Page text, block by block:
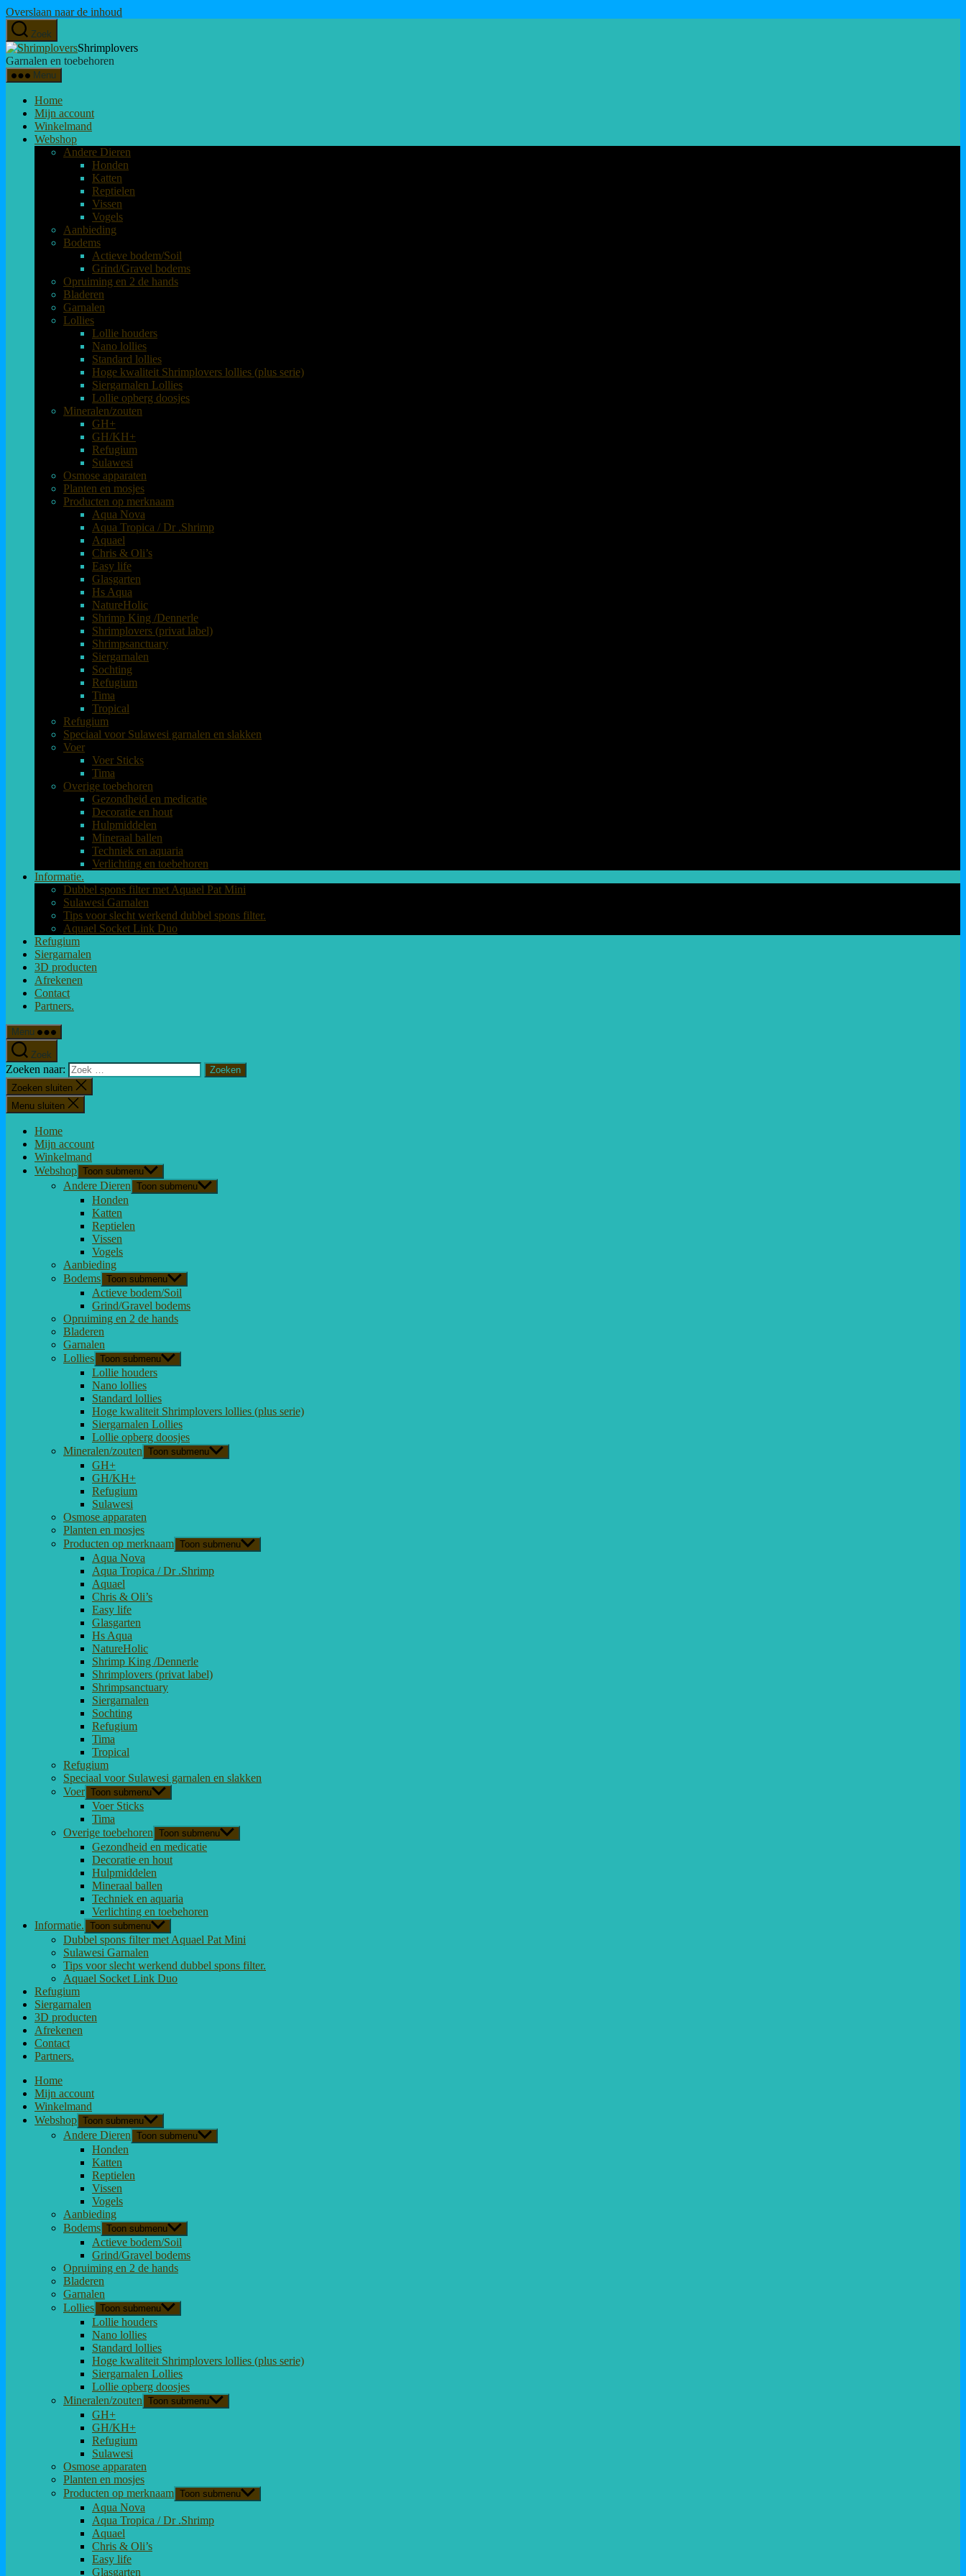
Overslaan naar de inhoud
Zoek
Shrimplovers
Garnalen en toebehoren
Menu
Home
Mijn account
Winkelmand
Webshop
Andere Dieren
Honden
Katten
Reptielen
Vissen
Vogels
Aanbieding
Bodems
Actieve bodem/Soil
Grind/Gravel bodems
Opruiming en 2 de hands
Bladeren
Garnalen
Lollies
Lollie houders
Nano lollies
Standard lollies
Hoge kwaliteit Shrimplovers lollies (plus serie)
Siergarnalen Lollies
Lollie opberg doosjes
Mineralen/zouten
GH+
GH/KH+
Refugium
Sulawesi
Osmose apparaten
Planten en mosjes
Producten op merknaam
Aqua Nova
Aqua Tropica / Dr .Shrimp
Aquael
Chris & Oli’s
Easy life
Glasgarten
Hs Aqua
NatureHolic
Shrimp King /Dennerle
Shrimplovers (privat label)
Shrimpsanctuary
Siergarnalen
Sochting
Refugium
Tima
Tropical
Refugium
Speciaal voor Sulawesi garnalen en slakken
Voer
Voer Sticks
Tima
Overige toebehoren
Gezondheid en medicatie
Decoratie en hout
Hulpmiddelen
Mineraal ballen
Techniek en aquaria
Verlichting en toebehoren
Informatie.
Dubbel spons filter met Aquael Pat Mini
Sulawesi Garnalen
Tips voor slecht werkend dubbel spons filter.
Aquael Socket Link Duo
Refugium
Siergarnalen
3D producten
Afrekenen
Contact
Partners.
Menu
Zoek
Zoeken naar:
Zoeken sluiten
Menu sluiten
Home
Mijn account
Winkelmand
Webshop Toon submenu
Andere Dieren Toon submenu
Honden
Katten
Reptielen
Vissen
Vogels
Aanbieding
Bodems Toon submenu
Actieve bodem/Soil
Grind/Gravel bodems
Opruiming en 2 de hands
Bladeren
Garnalen
Lollies Toon submenu
Lollie houders
Nano lollies
Standard lollies
Hoge kwaliteit Shrimplovers lollies (plus serie)
Siergarnalen Lollies
Lollie opberg doosjes
Mineralen/zouten Toon submenu
GH+
GH/KH+
Refugium
Sulawesi
Osmose apparaten
Planten en mosjes
Producten op merknaam Toon submenu
Aqua Nova
Aqua Tropica / Dr .Shrimp
Aquael
Chris & Oli’s
Easy life
Glasgarten
Hs Aqua
NatureHolic
Shrimp King /Dennerle
Shrimplovers (privat label)
Shrimpsanctuary
Siergarnalen
Sochting
Refugium
Tima
Tropical
Refugium
Speciaal voor Sulawesi garnalen en slakken
Voer Toon submenu
Voer Sticks
Tima
Overige toebehoren Toon submenu
Gezondheid en medicatie
Decoratie en hout
Hulpmiddelen
Mineraal ballen
Techniek en aquaria
Verlichting en toebehoren
Informatie. Toon submenu
Dubbel spons filter met Aquael Pat Mini
Sulawesi Garnalen
Tips voor slecht werkend dubbel spons filter.
Aquael Socket Link Duo
Refugium
Siergarnalen
3D producten
Afrekenen
Contact
Partners.
Home
Mijn account
Winkelmand
Webshop Toon submenu
Andere Dieren Toon submenu
Honden
Katten
Reptielen
Vissen
Vogels
Aanbieding
Bodems Toon submenu
Actieve bodem/Soil
Grind/Gravel bodems
Opruiming en 2 de hands
Bladeren
Garnalen
Lollies Toon submenu
Lollie houders
Nano lollies
Standard lollies
Hoge kwaliteit Shrimplovers lollies (plus serie)
Siergarnalen Lollies
Lollie opberg doosjes
Mineralen/zouten Toon submenu
GH+
GH/KH+
Refugium
Sulawesi
Osmose apparaten
Planten en mosjes
Producten op merknaam Toon submenu
Aqua Nova
Aqua Tropica / Dr .Shrimp
Aquael
Chris & Oli’s
Easy life
Glasgarten